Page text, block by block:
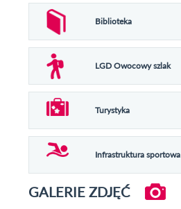
Biblioteka
LGD Owocowy szlak
Turystyka
Infrastruktura sportowa
GALERIE ZDJĘĆ